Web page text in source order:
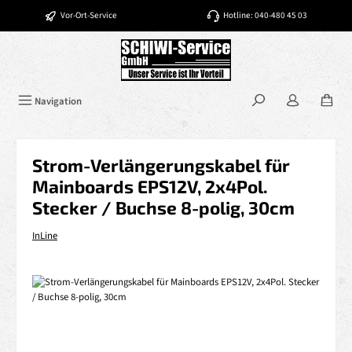
Zum Hauptinhalt springen
Vor-Ort-Service Hotline: 040-480 45 03
Navigation
Strom-Verlängerungskabel für
Mainboards EPS12V, 2x4Pol.
Stecker / Buchse 8-polig, 30cm
InLine
Bildergalerie überspringen